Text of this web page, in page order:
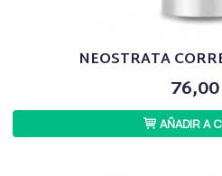
NEOSTRATA
AÑADIR A